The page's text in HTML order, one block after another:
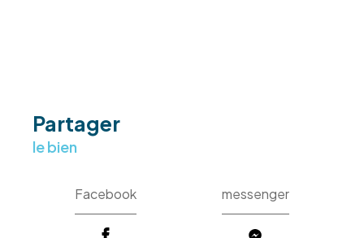
partager
le bien
Facebook messenger